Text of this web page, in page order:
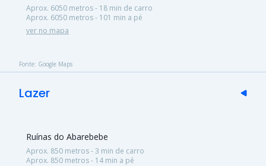
Aprox. 6050 metros - 18 min de carro
Aprox. 6050 metros - 101 min a pé
ver no mapa
Fonte: Google Maps
Lazer
Ruínas do Abarebebe
Aprox. 850 metros - 3 min de carro
Aprox. 850 metros - 14 min a pé